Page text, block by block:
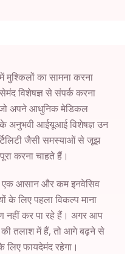
मुश्किलों का सामना करना
विशेषज्ञ से संपर्क करना
जो अपने आधुनिक मेडिकल
के अनुभवी आईयूआई विशेषज्ञ उन
जैसी समस्याओं से जूझ
करना चाहते हैं।
एक आसान और कम इनवेसिव
के लिए पहला विकल्प माना
नहीं कर पा रहे हैं। अगर आप
की तलाश में हैं, तो आगे बढ़ने से
फायदेमंद रहेगा।